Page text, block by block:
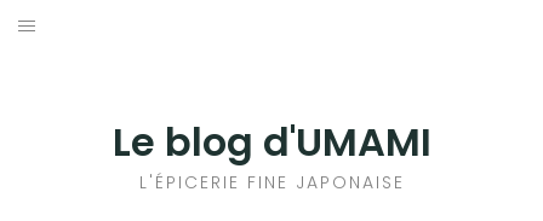
Aller
Le blog d'UMAMI
L'ÉPICERIE FINE JAPONAISE